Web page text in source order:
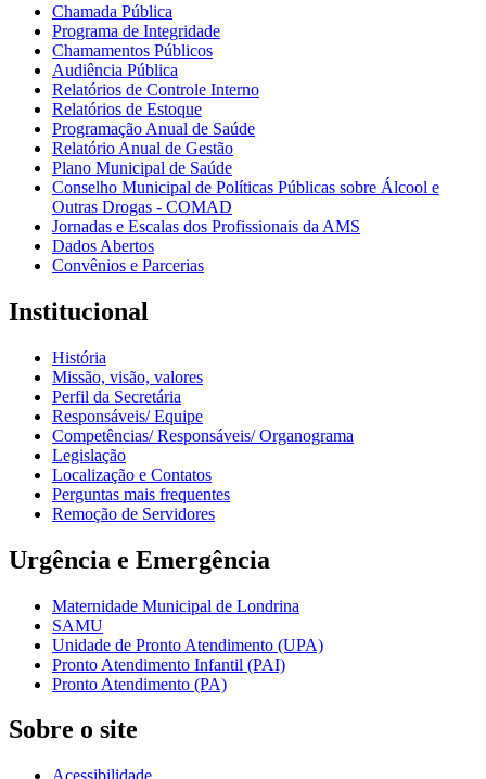
Chamada Pública
Programa de Integridade
Chamamentos Públicos
Audiência Pública
Relatórios de Controle Interno
Relatórios de Estoque
Programação Anual de Saúde
Relatório Anual de Gestão
Plano Municipal de Saúde
Conselho Municipal de Políticas Públicas sobre Álcool e
Outras Drogas - COMAD
Jornadas e Escalas dos Profissionais da AMS
Dados Abertos
Convênios e Parcerias
Institucional
História
Missão, visão, valores
Perfil da Secretária
Responsáveis/ Equipe
Competências/ Responsáveis/ Organograma
Legislação
Localização e Contatos
Perguntas mais frequentes
Remoção de Servidores
Urgência e Emergência
Maternidade Municipal de Londrina
SAMU
Unidade de Pronto Atendimento (UPA)
Pronto Atendimento Infantil (PAI)
Pronto Atendimento (PA)
Sobre o site